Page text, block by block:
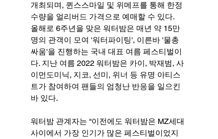
개최되며, 퀸스스마일 및 위메프를 통해 한정
수량을 얼리버드 가격으로 예매할 수 있다.
올해로 6주년을 맞은 워터밤은 매년 약 15만
명의 관객이 모여 '워터파이팅', 이른바 '물총
싸움'을 진행하는 국내 대표 여름 페스티벌이
다. 지난 여름 2022 워터밤은 카이, 박재범, 사
이먼도미닉, 지코, 선미, 위너 등 유명 아티스
트가 참여하여 팬들의 엄청난 반응을 일으킨
바 있다.
워터밤 관계자는 “이전에도 워터밤은 MZ세대
사이에서 가장 인기가 많은 페스티벌이었지